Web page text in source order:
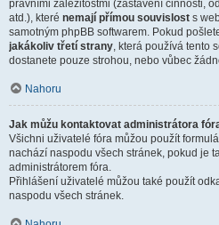
právními záležitostmi (zastavení činnosti,
atd.), které nemají přímou souvislost s
samotným phpBB softwarem. Pokud
jakákoliv třetí strany, která používá tento
dostanete pouze strohou, nebo vůbec
Nahoru
Jak můžu kontaktovat administrátora
Všichni uživatelé fóra můžou použít
nachází naspodu všech stránek, pokud je
administrátorem fóra.
Přihlášení uživatelé můžou také použít
naspodu všech stránek.